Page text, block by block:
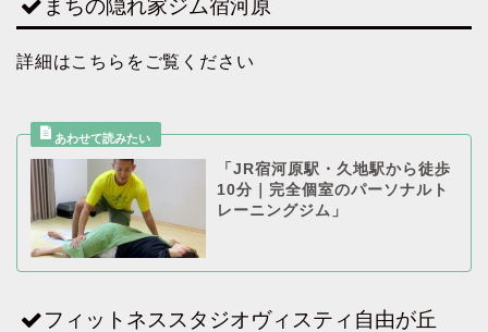
まちの隠れ家ジム宿河原
詳細はこちらをご覧ください
「JR宿河原駅・久地駅から徒歩
10分｜完全個室のパーソナルト
レーニングジム」
フィットネススタジオヴィスティ自由が丘